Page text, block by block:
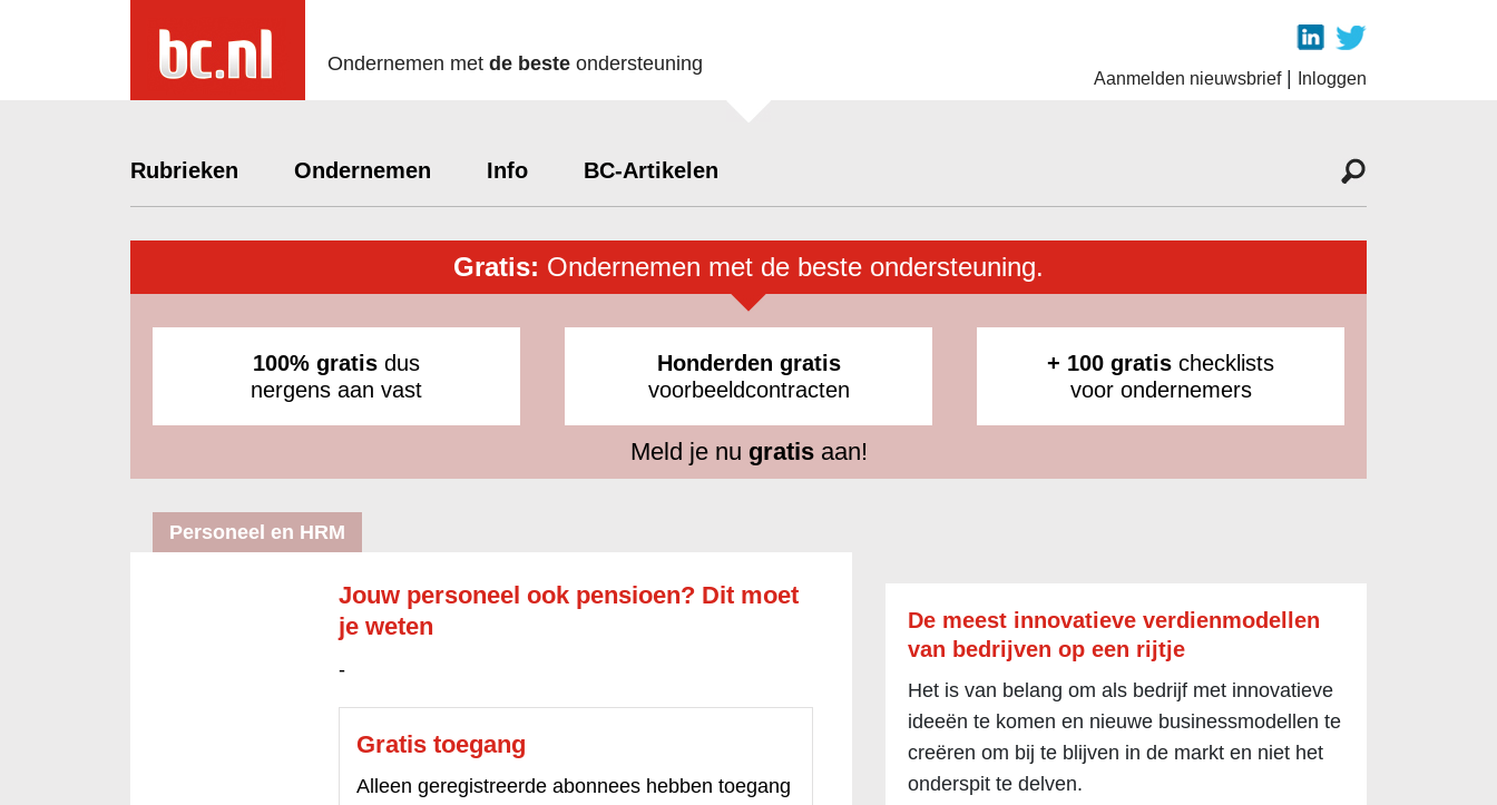
Ondernemen met de beste ondersteuning
Aanmelden nieuwsbrief| Inloggen
Rubrieken Ondernemen Info BC-Artikelen
Gratis: Ondernemen met de beste ondersteuning.
100% gratis dus
nergens aan vast
Honderden gratis
voorbeeldcontracten
+ 100 gratis checklists
voor ondernemers
Meld je nu gratisaan!
Personeel en HRM
Jouw personeel ook pensioen? Dit moet
je weten
-
Gratis toegang
Alleen geregistreerde abonnees hebben toegang
De meest innovatieve verdienmodellen
van bedrijven op een rijtje
Het is van belang om als bedrijf met innovatieve
ideeën te komen en nieuwe businessmodellen te
creëren om bij te blijven in de markt en niet het
onderspit te delven.